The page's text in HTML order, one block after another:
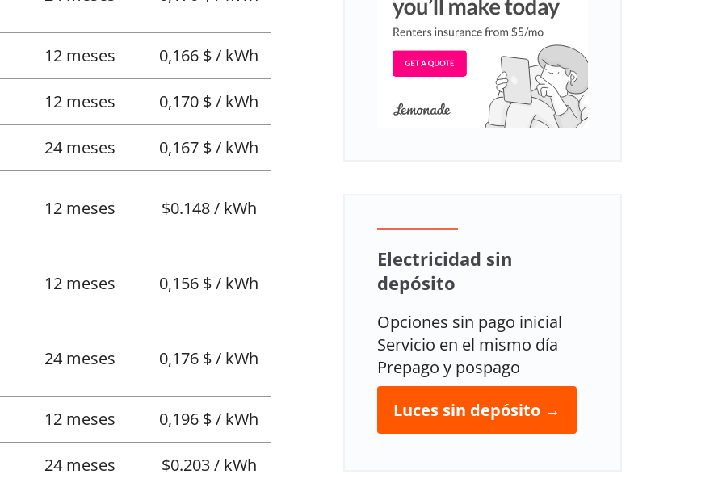
12 meses 0,166 $ / kWh
12 meses 0,170 $ / kWh
24 meses 0,167 $ / kWh
12 meses $0.148 / kWh
12 meses 0,156 $ / kWh
24 meses 0,176 $ / kWh
12 meses 0,196 $ / kWh
24 meses $0.203 / kWh
Electricidad sin
depósito
Opciones sin pago inicial
Servicio en el mismo día
Prepago y pospago
Luces sin depósito →